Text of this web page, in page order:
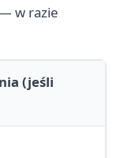
w razie
(jeśli